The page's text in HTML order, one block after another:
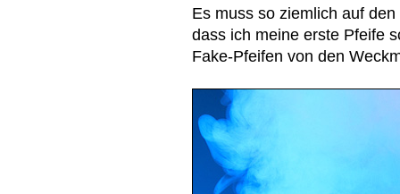
Es muss so ziemlich auf
dass ich meine erste Pfeife
Fake-Pfeifen von den